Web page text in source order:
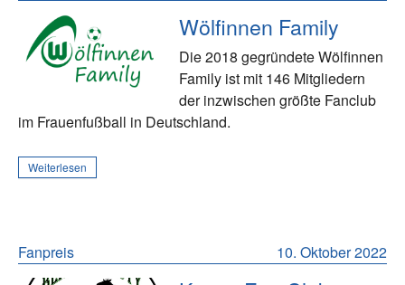
Wölfinnen Family
Die 2018 gegründete Wölfinnen
Family ist mit 146 Mitgliedern
der inzwischen größte Fanclub
im Frauenfußball in Deutschland.
Weiterlesen
10. Oktober 2022
Fanpreis